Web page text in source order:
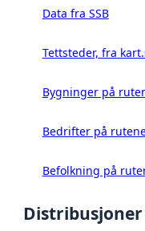
Data fra SSB
Tettsteder, fra
Bygninger på
Bedrifter på
Befolkning på
Distribusjoner